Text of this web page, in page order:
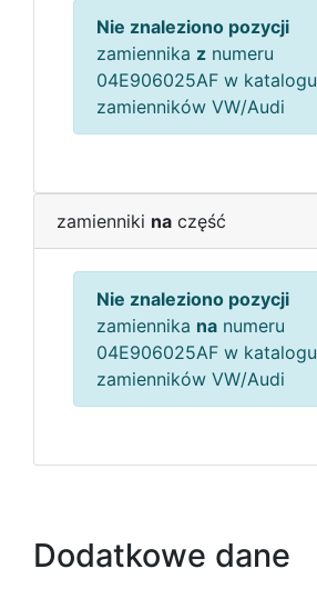
Nie znaleziono pozycji
zamiennika z numeru
04E906025AF w katalogu
zamienników VW/Audi
zamienniki na część
Nie znaleziono pozycji
zamiennika na numeru
04E906025AF w katalogu
zamienników VW/Audi
Dodatkowe dane